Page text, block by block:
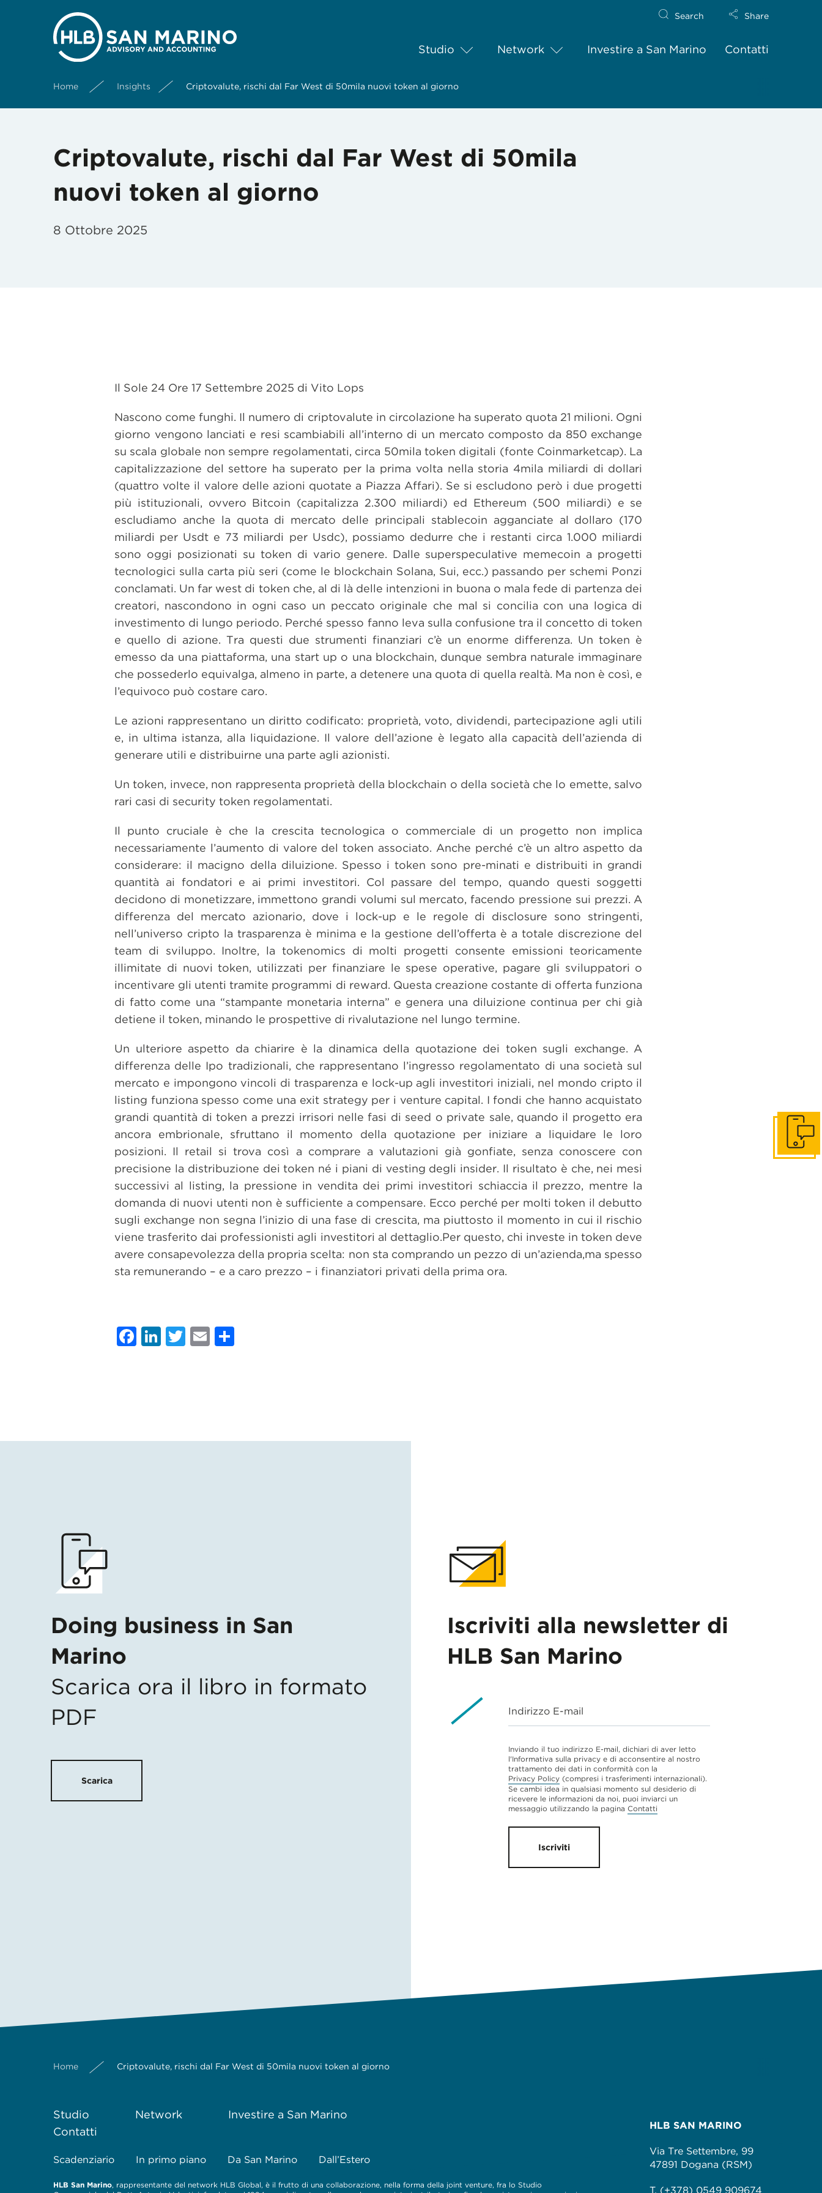
Studio Network Investire a San Marino Contatti
Search Share
Home Insights Criptovalute, rischi dal Far West di 50mila nuovi token al giorno
Criptovalute, rischi dal Far West di 50mila
nuovi token al giorno
8 Ottobre 2025
Il Sole 24 Ore 17 Settembre 2025 di Vito Lops
Nascono come funghi. Il numero di criptovalute in circolazione ha superato quota 21 milioni. Ogni
giorno vengono lanciati e resi scambiabili all’interno di un mercato composto da 850 exchange
su scala globale non sempre regolamentati, circa 50mila token digitali (fonte Coinmarketcap). La
capitalizzazione del settore ha superato per la prima volta nella storia 4mila miliardi di dollari
(quattro volte il valore delle azioni quotate a Piazza Affari). Se si escludono però i due progetti
più istituzionali, ovvero Bitcoin (capitalizza 2.300 miliardi) ed Ethereum (500 miliardi) e se
escludiamo anche la quota di mercato delle principali stablecoin agganciate al dollaro (170
miliardi per Usdt e 73 miliardi per Usdc), possiamo dedurre che i restanti circa 1.000 miliardi
sono oggi posizionati su token di vario genere. Dalle superspeculative memecoin a progetti
tecnologici sulla carta più seri (come le blockchain Solana, Sui, ecc.) passando per schemi Ponzi
conclamati. Un far west di token che, al di là delle intenzioni in buona o mala fede di partenza dei
creatori, nascondono in ogni caso un peccato originale che mal si concilia con una logica di
investimento di lungo periodo. Perché spesso fanno leva sulla confusione tra il concetto di token
e quello di azione. Tra questi due strumenti finanziari c’è un enorme differenza. Un token è
emesso da una piattaforma, una start up o una blockchain, dunque sembra naturale immaginare
che possederlo equivalga, almeno in parte, a detenere una quota di quella realtà. Ma non è così, e
l’equivoco può costare caro.
Le azioni rappresentano un diritto codificato: proprietà, voto, dividendi, partecipazione agli utili
e, in ultima istanza, alla liquidazione. Il valore dell’azione è legato alla capacità dell’azienda di
generare utili e distribuirne una parte agli azionisti.
Un token, invece, non rappresenta proprietà della blockchain o della società che lo emette, salvo
rari casi di security token regolamentati.
Il punto cruciale è che la crescita tecnologica o commerciale di un progetto non implica
necessariamente l’aumento di valore del token associato. Anche perché c’è un altro aspetto da
considerare: il macigno della diluizione. Spesso i token sono pre-minati e distribuiti in grandi
quantità ai fondatori e ai primi investitori. Col passare del tempo, quando questi soggetti
decidono di monetizzare, immettono grandi volumi sul mercato, facendo pressione sui prezzi. A
differenza del mercato azionario, dove i lock-up e le regole di disclosure sono stringenti,
nell’universo cripto la trasparenza è minima e la gestione dell’offerta è a totale discrezione del
team di sviluppo. Inoltre, la tokenomics di molti progetti consente emissioni teoricamente
illimitate di nuovi token, utilizzati per finanziare le spese operative, pagare gli sviluppatori o
incentivare gli utenti tramite programmi di reward. Questa creazione costante di offerta funziona
di fatto come una “stampante monetaria interna” e genera una diluizione continua per chi già
detiene il token, minando le prospettive di rivalutazione nel lungo termine.
Un ulteriore aspetto da chiarire è la dinamica della quotazione dei token sugli exchange. A
differenza delle Ipo tradizionali, che rappresentano l’ingresso regolamentato di una società sul
mercato e impongono vincoli di trasparenza e lock-up agli investitori iniziali, nel mondo cripto il
listing funziona spesso come una exit strategy per i venture capital. I fondi che hanno acquistato
grandi quantità di token a prezzi irrisori nelle fasi di seed o private sale, quando il progetto era
ancora embrionale, sfruttano il momento della quotazione per iniziare a liquidare le loro
posizioni. Il retail si trova così a comprare a valutazioni già gonfiate, senza conoscere con
precisione la distribuzione dei token né i piani di vesting degli insider. Il risultato è che, nei mesi
successivi al listing, la pressione in vendita dei primi investitori schiaccia il prezzo, mentre la
domanda di nuovi utenti non è sufficiente a compensare. Ecco perché per molti token il debutto
sugli exchange non segna l’inizio di una fase di crescita, ma piuttosto il momento in cui il rischio
viene trasferito dai professionisti agli investitori al dettaglio.Per questo, chi investe in token deve
avere consapevolezza della propria scelta: non sta comprando un pezzo di un’azienda,ma spesso
sta remunerando – e a caro prezzo – i finanziatori privati della prima ora.
Facebook
LinkedIn
Twitter
Email
Doing business in San
Marino
Scarica ora il libro in formato
PDF
Scarica
Iscriviti alla newsletter di
HLB San Marino
Indirizzo E-mail
Inviando il tuo indirizzo E-mail, dichiari di aver letto
l'Informativa sulla privacy e di acconsentire al nostro
trattamento dei dati in conformità con la
Privacy Policy (compresi i trasferimenti internazionali).
Se cambi idea in qualsiasi momento sul desiderio di
ricevere le informazioni da noi, puoi inviarci un
messaggio utilizzando la pagina Contatti
Iscriviti
Home Criptovalute, rischi dal Far West di 50mila nuovi token al giorno
Studio Network
Investire a San Marino
Contatti
Scadenziario In primo piano Da San Marino Dall’Estero
HLB SAN MARINO
Via Tre Settembre, 99
47891 Dogana (RSM)
T. (+378) 0549 909674
HLB San Marino, rappresentante del network HLB Global, è il frutto di una collaborazione, nella forma della joint venture, fra lo Studio
Get in